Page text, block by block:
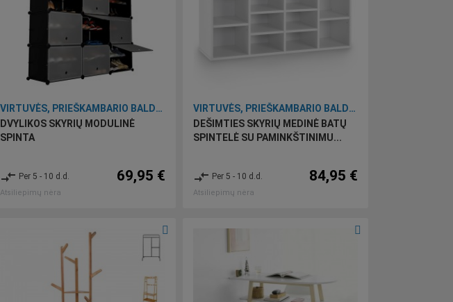
VIRTUVĖS, PRIEŠKAMBARIO BALDAI BEI ĮRANKIAI
DVYLIKOS SKYRIŲ MODULINĖ
SPINTA
compare_arrows Per 5 - 10 d.d.
Atsiliepimų nėra
69,95 €
VIRTUVĖS, PRIEŠKAMBARIO BALDAI BEI ĮRANKIAI
DEŠIMTIES SKYRIŲ MEDINĖ BATŲ
SPINTELĖ SU PAMINKŠTINIMU...
compare_arrows Per 5 - 10 d.d.
Atsiliepimų nėra
84,95 €